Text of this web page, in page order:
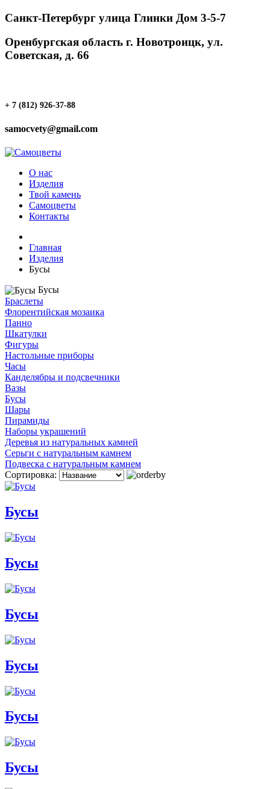
Санкт-Петербург улица Глинки Дом 3-5-7
Оренбургская область г. Новотроицк, ул.
Советская, д. 66
+ 7 (812) 926-37-88
samocvety@gmail.com
О нас
Изделия
Твой камень
Самоцветы
Контакты
Главная
Изделия
Бусы
Бусы
Браслеты
Флорентийская мозаика
Панно
Шкатулки
Фигуры
Настольные приборы
Часы
Канделябры и подсвечники
Вазы
Бусы
Шары
Пирамиды
Наборы украшений
Деревья из натуральных камней
Серьги с натуральным камнем
Подвеска с натуральным камнем
Сортировка:
Бусы
Бусы
Бусы
Бусы
Бусы
Бусы